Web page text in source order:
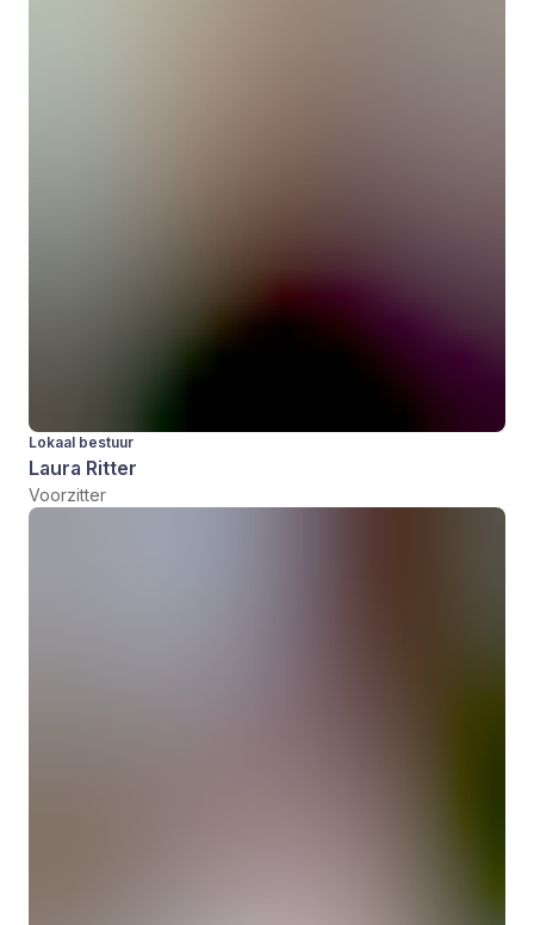
Lokaal bestuur
Laura Ritter
Voorzitter